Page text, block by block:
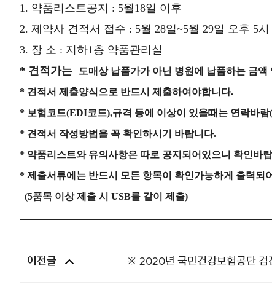
1. 약품리스트공지 : 5월18일 이후
2. 제약사 견적서 접수 : 5월 28일~5월 29일 오후 5시
3. 장 소 : 지하1층 약품관리실
* 견적가는
도매상 납품가가 아닌 병원에 납품하는 금액
* 견적서 제출양식으로 반드시 제출하여야합니다.
* 보험코드(EDI코드),규격 등에 이상이 있을때는 연락바람
* 견적서 작성방법을 꼭 확인하시기 바랍니다.
* 약품리스트와 유의사항은 따로 공지되어있으니 확인바
* 제출서류에는 반드시 모든 항목이 확인가능하게 출력되
(5품목 이상 제출 시 USB를 같이 제출)
이전글 ※ 2020년 국민건강보험공단 검